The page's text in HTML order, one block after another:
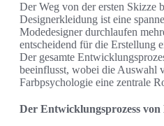
Der Weg von der ersten Skizze
Designerkleidung ist eine
Modedesigner durchlaufen
entscheidend für die Erstellung
Der gesamte
beeinflusst, wobei die Auswahl
Farbpsychologie eine zentrale
Der Entwicklungsprozess